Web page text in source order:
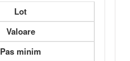
Lot
Valoare
Pas minim